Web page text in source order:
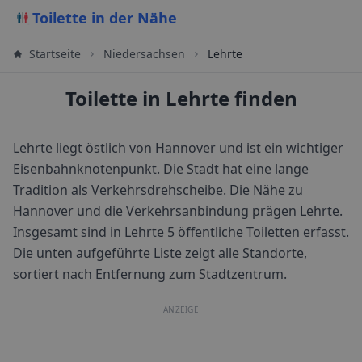
Toilette in der Nähe
Startseite Niedersachsen Lehrte
Toilette in Lehrte finden
Lehrte liegt östlich von Hannover und ist ein wichtiger
Eisenbahnknotenpunkt. Die Stadt hat eine lange
Tradition als Verkehrsdrehscheibe. Die Nähe zu
Hannover und die Verkehrsanbindung prägen Lehrte.
Insgesamt sind in Lehrte 5 öffentliche Toiletten erfasst.
Die unten aufgeführte Liste zeigt alle Standorte,
sortiert nach Entfernung zum Stadtzentrum.
ANZEIGE